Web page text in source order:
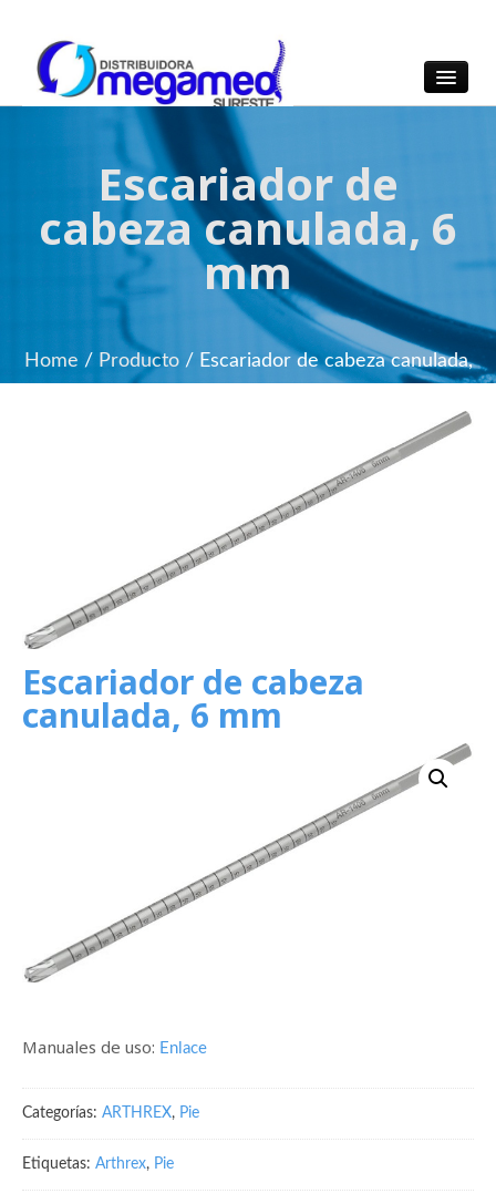
OmegaMed Sureste
OmegaMed Sureste
Escariador de
cabeza canulada, 6
mm
Home / Producto/ Escariador de cabeza canulada,
Escariador de cabeza
canulada, 6 mm
Manuales de uso: Enlace
Categorías: ARTHREX, Pie
Etiquetas: Arthrex, Pie